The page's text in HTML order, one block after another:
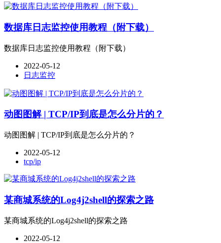
数据库日志监控使用教程（附下载）
数据库日志监控使用教程（附下载）
2022-05-12
日志监控
动图图解 | TCP/IP到底是怎么分片的？
动图图解 | TCP/IP到底是怎么分片的？
2022-05-12
tcp/ip
某商城系统的Log4j2shell的探索之路
某商城系统的Log4j2shell的探索之路
2022-05-12